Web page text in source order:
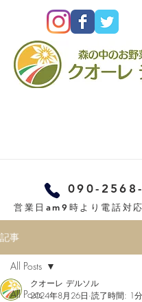
090-
営業日am9時より電話対
記事
All Posts
All Posts
クオーレ デルソル
2024年8月26日 読了時間: 1分